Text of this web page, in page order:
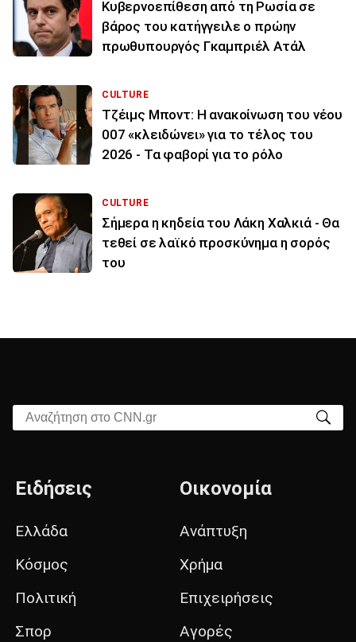
Κυβερνοεπίθεση από τη Ρωσία σε
βάρος του κατήγγειλε ο πρώην
πρωθυπουργός Γκαμπριέλ Ατάλ
CULTURE
Τζέιμς Μποντ: Η ανακοίνωση του νέου
007 «κλειδώνει» για το τέλος του
2026 - Τα φαβορί για το ρόλο
CULTURE
Σήμερα η κηδεία του Λάκη Χαλκιά - Θα
τεθεί σε λαϊκό προσκύνημα η σορός
του
Αναζήτηση στο CNN.gr
Ειδήσεις
Ελλάδα
Κόσμος
Πολιτική
Σπορ
Οικονομία
Ανάπτυξη
Χρήμα
Επιχειρήσεις
Αγορές